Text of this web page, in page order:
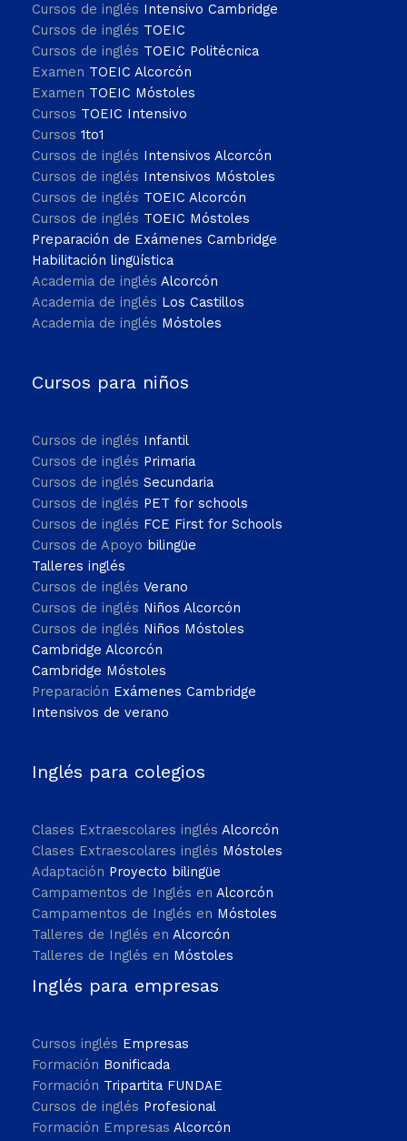
Cursos de inglés Intensivo Cambridge
Cursos de inglés TOEIC
Cursos de inglés TOEIC Politécnica
Examen TOEIC Alcorcón
Examen TOEIC Móstoles
Cursos TOEIC Intensivo
Cursos 1to1
Cursos de inglés Intensivos Alcorcón
Cursos de inglés Intensivos Móstoles
Cursos de inglés TOEIC Alcorcón
Cursos de inglés TOEIC Móstoles
Preparación de Exámenes Cambridge
Habilitación lingüística
Academia de inglés Alcorcón
Academia de inglés Los Castillos
Academia de inglés Móstoles
Cursos para niños
Cursos de inglés Infantil
Cursos de inglés Primaria
Cursos de inglés Secundaria
Cursos de inglés PET for schools
Cursos de inglés FCE First for Schools
Cursos de Apoyo bilingüe
Talleres inglés
Cursos de inglés Verano
Cursos de inglés Niños Alcorcón
Cursos de inglés Niños Móstoles
Cambridge Alcorcón
Cambridge Móstoles
Preparación Exámenes Cambridge
Intensivos de verano
Inglés para colegios
Clases Extraescolares inglés Alcorcón
Clases Extraescolares inglés Móstoles
Adaptación Proyecto bilingüe
Campamentos de Inglés en Alcorcón
Campamentos de Inglés en Móstoles
Talleres de Inglés en Alcorcón
Talleres de Inglés en Móstoles
Inglés para empresas
Cursos inglés Empresas
Formación Bonificada
Formación Tripartita FUNDAE
Cursos de inglés Profesional
Formación Empresas Alcorcón